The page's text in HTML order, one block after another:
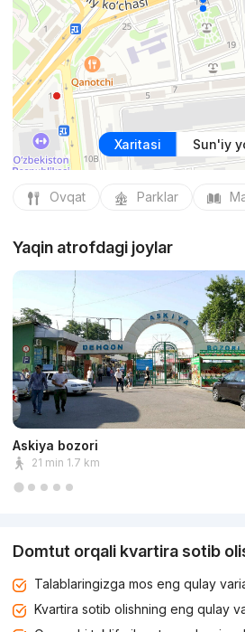
Xaritasi Sun'iy
Ovqat Parklar
Yaqin atrofdagi joylar
Askiya bozori
21 min 1.7 km
Domtut orqali kvartira sotib
Talablaringizga mos eng qulay
Kvartira sotib olishning eng qulay